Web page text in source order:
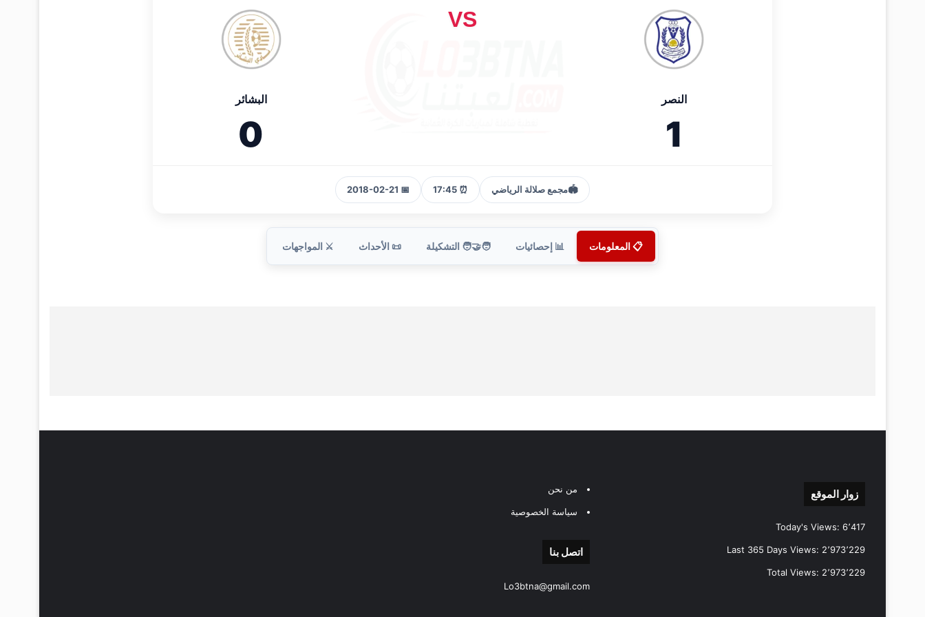
النصر
1
VS
البشائر
0
🏟️مجمع صلالة الرياضي ⏰ 17:45
📅 2018-02-21
📋 المعلومات 📊 إحصائيات 🧑‍🤝‍🧑 التشكيلة 📜 الأحداث ⚔️ المواجهات
زوار الموقع
Today's Views: 6٬417
Last 365 Days Views: 2٬973٬229
Total Views: 2٬973٬229
من نحن
سياسة الخصوصية
اتصل بنا
Lo3btna@gmail.com